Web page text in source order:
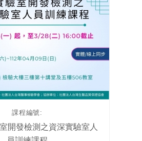
課程編號:
開發檢測之資深實驗室人